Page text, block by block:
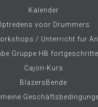
Kalender
voor Drummers
/ Unterricht fur
Gruppe HB
Cajon-Kurs
BlazersBende